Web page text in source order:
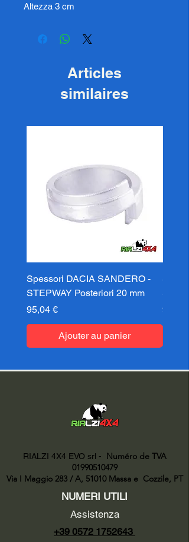
Altezza 3 cm
Articles
similaires
Spessori DACIA SANDERO -
STEPWAY Posteriori 20 mm
Prix
95,04 €
Ajouter au panier
Prix
95,04 €
RIALZI 4X4 EVO srl -
Numéro de TVA
01990510479
Via I Maggio 283 / A, 51010 Massa e Cozzile, PT
NUMERI UTILI
Assistenza
+39 0572 1752643